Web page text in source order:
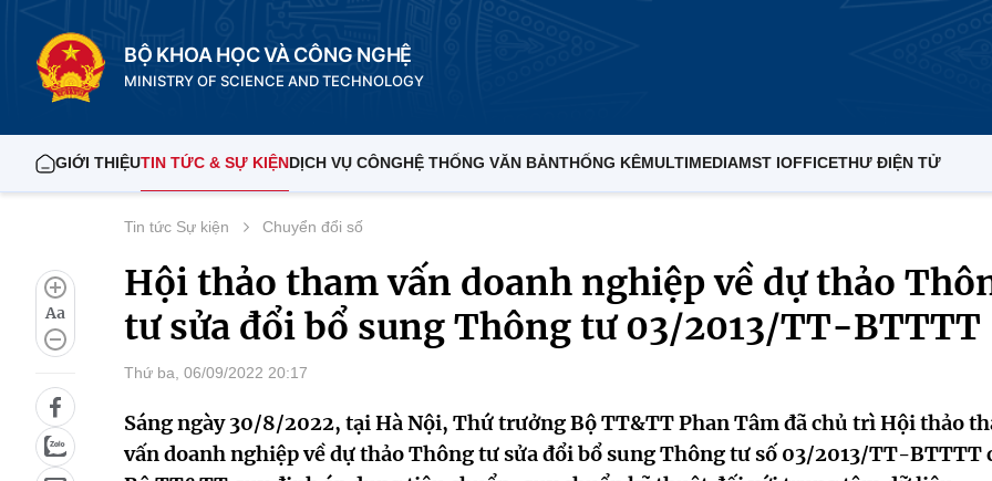
BỘ KHOA HỌC VÀ CÔNG NGHỆ
MINISTRY OF SCIENCE AND TECHNOLOGY
GIỚI THIỆUTIN TỨC & SỰ KIỆNDỊCH VỤ CÔNGHỆ THỐNG VĂN BẢNTHỐNG KÊMULTIMEDIAMST IOFFICETHƯ ĐIỆN TỬ
Aa
Tin tức Sự kiện Chuyển đổi số
Hội thảo tham vấn doanh nghiệp về dự thảo
tư sửa đổi bổ sung Thông tư 03/2013/TT-BTTTT
Thứ ba, 06/09/2022 20:17
Sáng ngày 30/8/2022, tại Hà Nội, Thứ trưởng Bộ TT&TT Phan Tâm đã chủ trì Hội thảo
vấn doanh nghiệp về dự thảo Thông tư sửa đổi bổ sung Thông tư số 03/2013/TT-BTTTT